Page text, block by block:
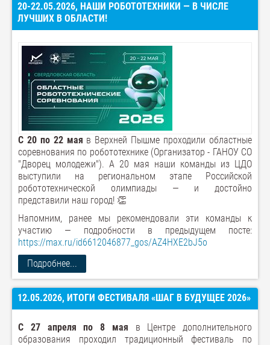
20-22.05.2026, НАШИ РОБОТОТЕХНИКИ — В ЧИСЛЕ
ЛУЧШИХ В ОБЛАСТИ!
С 20 по 22 мая в Верхней Пышме проходили областные
соревнования по робототехнике (Организатор - ГАНОУ СО
"Дворец молодежи"). А 20 мая наши команды из ЦДО
выступили на региональном этапе Российской
робототехнической олимпиады — и достойно
представили наш город! 👏
Напомним, ранее мы рекомендовали эти команды к
участию — подробности в предыдущем посте:
https://max.ru/id6612046877_gos/AZ4HXE2bJ5o
Подробнее...
12.05.2026, ИТОГИ ФЕСТИВАЛЯ «ШАГ В БУДУЩЕЕ 2026»
С 27 апреля по 8 мая в Центре дополнительного
образования проходил традиционный фестиваль по